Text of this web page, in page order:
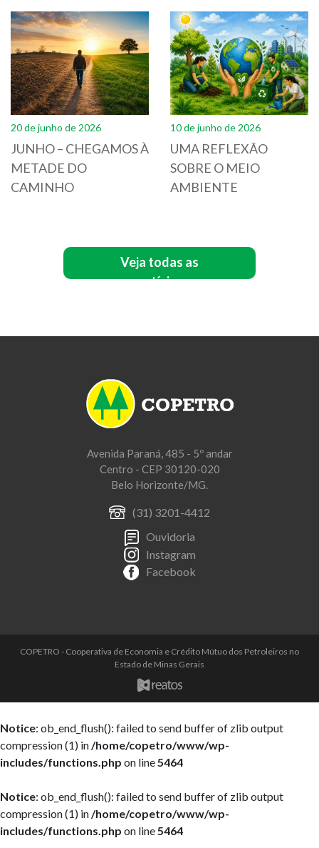
20 de junho de 2026
JUNHO – CHEGAMOS À
METADE DO
CAMINHO
10 de junho de 2026
UMA REFLEXÃO
SOBRE O MEIO
AMBIENTE
Veja todas as
notícias
Avenida Paraná, 485 - 5º andar
Centro - CEP 30120-020
Belo Horizonte/MG.
(31) 3201-4412
Ouvidoria
Instagram
Facebook
COPETRO - Cooperativa de Economia e Crédito Mútuo dos Petroleiros no
Estado de Minas Gerais
Notice: ob_end_flush(): failed to send buffer of zlib output
compression (1) in/home/copetro/www/wp-
includes/functions.php on line5464
Notice: ob_end_flush(): failed to send buffer of zlib output
compression (1) in/home/copetro/www/wp-
includes/functions.php on line5464